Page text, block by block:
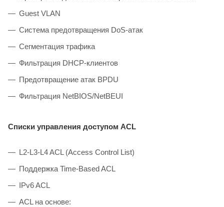
Guest VLAN
Система предотвращения DoS-атак
Сегментация трафика
Фильтрация DHCP-клиентов
Предотвращение атак BPDU
Фильтрация NetBIOS/NetBEUI
Списки управления доступом ACL
L2-L3-L4 ACL (Access Control List)
Поддержка Time-Based ACL
IPv6 ACL
ACL на основе: